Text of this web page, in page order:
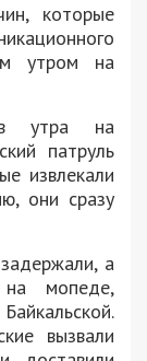
которые
утром на
утра на
патруль
извлекали
они сразу
а
мопеде,
вызвали